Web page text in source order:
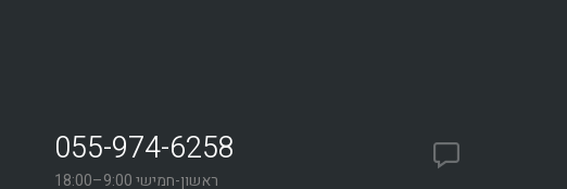
055-974-6258
ראשון-חמישי 9:00–18:00